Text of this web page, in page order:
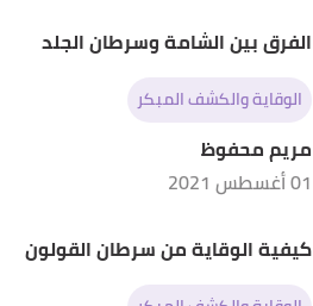
الفرق بين الشامة وسرطان الجلد
الوقاية والكشف المبكر
مريم محفوظ
01 أغسطس 2021
كيفية الوقاية من سرطان القولون